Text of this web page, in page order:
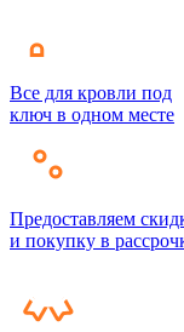
Все для кровли под
ключ в одном месте
Предоставляем
и покупку в